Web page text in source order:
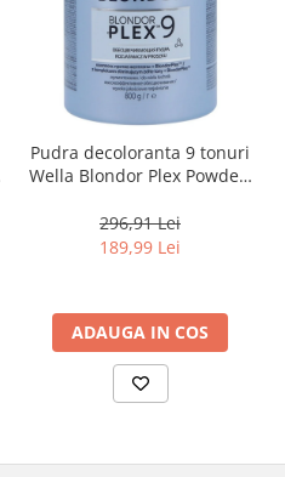
Pudra decoloranta 9 tonuri
Wella Blondor Plex Powder,
296,91 Lei
189,99 Lei
ADAUGA IN COS